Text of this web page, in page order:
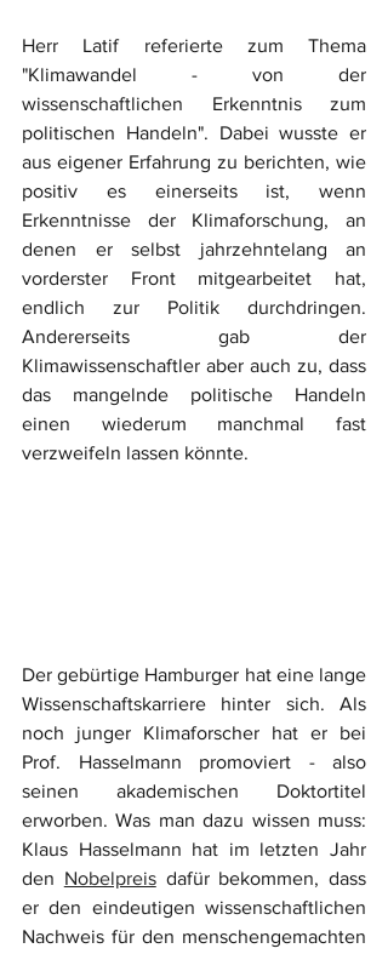
Herr Latif referierte zum Thema
"Klimawandel - von der
wissenschaftlichen Erkenntnis zum
politischen Handeln". Dabei wusste er
aus eigener Erfahrung zu berichten, wie
positiv es einerseits ist, wenn
Erkenntnisse der Klimaforschung, an
denen er selbst jahrzehntelang an
vorderster Front mitgearbeitet hat,
endlich zur Politik durchdringen.
Andererseits gab der
Klimawissenschaftler aber auch zu, dass
das mangelnde politische Handeln
einen wiederum manchmal fast
verzweifeln lassen könnte.
Der gebürtige Hamburger hat eine lange
Wissenschaftskarriere hinter sich. Als
noch junger Klimaforscher hat er bei
Prof. Hasselmann promoviert - also
seinen akademischen Doktortitel
erworben. Was man dazu wissen muss:
Klaus Hasselmann hat im letzten Jahr
den Nobelpreis dafür bekommen, dass
er den eindeutigen wissenschaftlichen
Nachweis für den menschengemachten